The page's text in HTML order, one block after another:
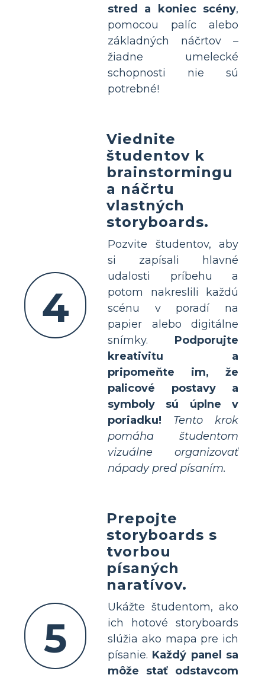
stred a koniec scény,
pomocou palíc alebo
základných náčrtov –
žiadne umelecké
schopnosti nie sú
potrebné!
4
Viednite
študentov k
brainstormingu
a náčrtu
vlastných
storyboards.
Pozvite študentov, aby
si zapísali hlavné
udalosti príbehu a
potom nakreslili každú
scénu v poradí na
papier alebo digitálne
snímky. Podporujte
kreativitu a
pripomeňte im, že
palicové postavy a
symboly sú úplne v
poriadku!
Tento krok
pomáha študentom
vizuálne organizovať
nápady pred písaním.
5
Prepojte
storyboards s
tvorbou
písaných
naratívov.
Ukážte študentom, ako
ich hotové storyboards
slúžia ako mapa pre ich
písanie. Každý panel sa
môže stať odstavcom